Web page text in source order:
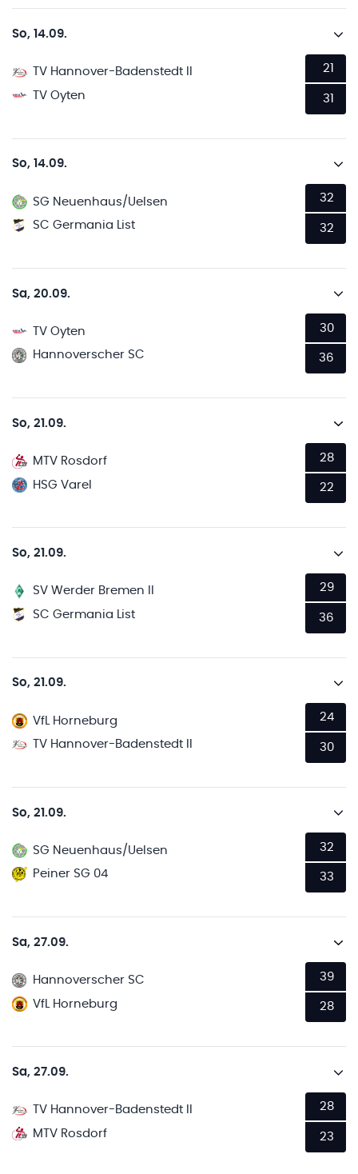
So, 14.09.
TV Hannover-Badenstedt II
TV Oyten
21
31
So, 14.09.
SG Neuenhaus/Uelsen
SC Germania List
32
32
Sa, 20.09.
TV Oyten
Hannoverscher SC
30
36
So, 21.09.
MTV Rosdorf
HSG Varel
28
22
So, 21.09.
SV Werder Bremen II
SC Germania List
29
36
So, 21.09.
VfL Horneburg
TV Hannover-Badenstedt II
24
30
So, 21.09.
SG Neuenhaus/Uelsen
Peiner SG 04
32
33
Sa, 27.09.
Hannoverscher SC
VfL Horneburg
39
28
Sa, 27.09.
TV Hannover-Badenstedt II
MTV Rosdorf
28
23